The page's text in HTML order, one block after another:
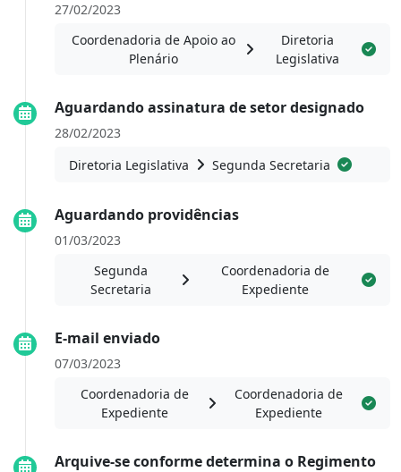
27/02/2023
Coordenadoria de Apoio ao
Plenário
Diretoria
Legislativa
Aguardando assinatura de setor designado
28/02/2023
Diretoria Legislativa
Segunda Secretaria
Aguardando providências
01/03/2023
Segunda
Secretaria
Coordenadoria de
Expediente
E-mail enviado
07/03/2023
Coordenadoria de
Expediente
Coordenadoria de
Expediente
Arquive-se conforme determina o Regimento